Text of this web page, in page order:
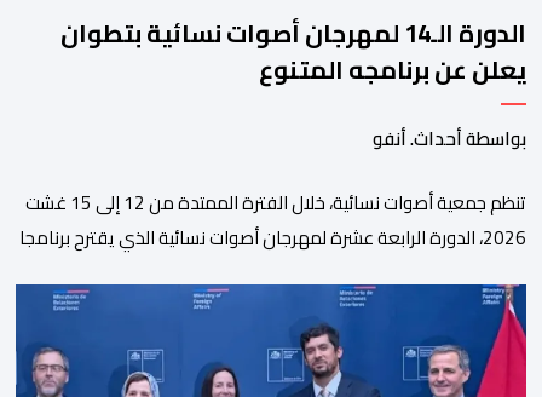
الدورة الـ14 لمهرجان أصوات نسائية بتطوان
يعلن عن برنامجه المتنوع
بواسطة أحداث. أنفو
تنظم جمعية أصوات نسائية، خلال الفترة الممتدة من 12 إلى 15 غشت
2026، الدورة الرابعة عشرة لمهرجان أصوات نسائية الذي يقترح برنامجا
الاجتماعية والتضامنية والإنسانية. ووفق بلاغ للمنظمين، تقترح هذه
الدورة، التي تنظم تحت الرعاية السامية لصاحب الجلالة الملك محمد
السادس، تحت شعار “سيدات البحر الأبيض المتوسط، […]